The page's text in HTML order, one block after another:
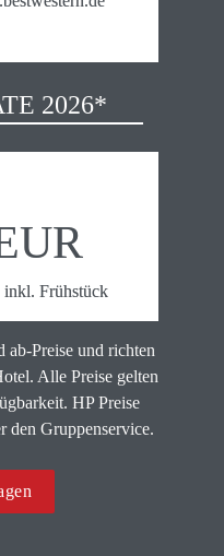
2026*
Frühstück
ab-Preise und richten
Alle Preise gelten
HP Preise
den Gruppenservice.